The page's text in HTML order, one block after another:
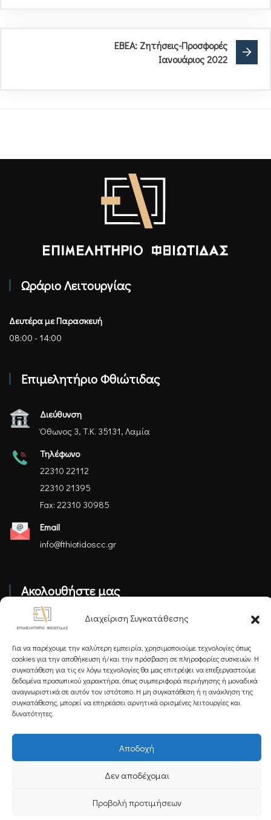
Διαχείριση Συγκατάθεσης
Για να παρέχουμε την καλύτερη εμπειρία, χρησιμοποιούμε τεχνολογίες όπως
cookies για την αποθήκευση ή/και την πρόσβαση σε πληροφορίες συσκευών. Η
συγκατάθεση για τις εν λόγω τεχνολογίες θα μας επιτρέψει να επεξεργαστούμε
δεδομένα προσωπικού χαρακτήρα, όπως συμπεριφορά περιήγησης ή μοναδικά
αναγνωριστικά σε αυτόν τον ιστότοπο. Η μη συγκατάθεση ή η ανάκληση της
συγκατάθεσης, μπορεί να επηρεάσει αρνητικά ορισμένες λειτουργίες και
δυνατότητες.
Αποδοχή
Δεν αποδέχομαι
Προβολή προτιμήσεων
ΕΒΕΑ: Ζητήσεις-Προσφορές
Ιανουάριος 2022
Ωράριο Λειτουργίας
Δευτέρα με Παρασκευή
08:00 - 14:00
Επιμελητήριο Φθιώτιδας
Διεύθυνση
Όθωνος 3, Τ.Κ. 35131, Λαμία
Τηλέφωνο
22310 22112
22310 21395
Fax: 22310 30985
Email
info@fthiotidoscc.gr
Ακολουθήστε μας
Εγγραφείτε στο Newsletter μας